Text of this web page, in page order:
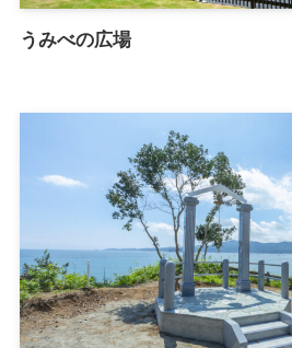
うみべの広場